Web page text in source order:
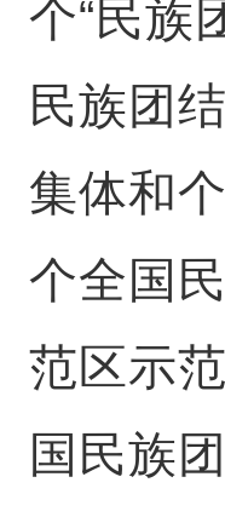
个“民族
民族团
集体和
个全国
范区示
国民族